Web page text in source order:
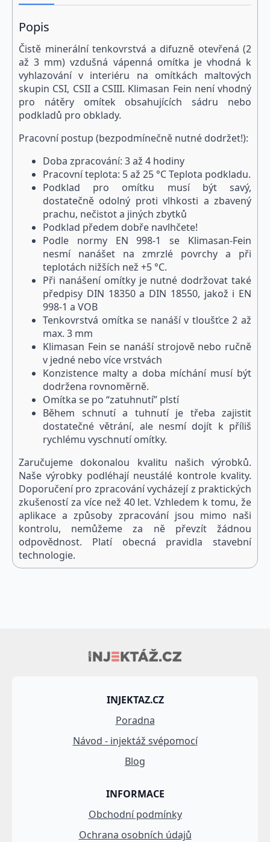
Popis
Čistě minerální tenkovrstvá a difuzně otevřená (2
až 3 mm) vzdušná vápenná omítka je vhodná k
vyhlazování v interiéru na omítkách maltových
skupin CSI, CSII a CSIII. Klimasan Fein není vhodný
pro nátěry omítek obsahujících sádru nebo
podkladů pro obklady.
Pracovní postup (bezpodmínečně nutné dodržet!):
Doba zpracování: 3 až 4 hodiny
Pracovní teplota: 5 až 25 °C Teplota podkladu.
Podklad pro omítku musí být savý,
dostatečně odolný proti vlhkosti a zbavený
prachu, nečistot a jiných zbytků
Podklad předem dobře navlhčete!
Podle normy EN 998-1 se Klimasan-Fein
nesmí nanášet na zmrzlé povrchy a při
teplotách nižších než +5 °C.
Při nanášení omítky je nutné dodržovat také
předpisy DIN 18350 a DIN 18550, jakož i EN
998-1 a VOB
Tenkovrstvá omítka se nanáší v tloušťce 2 až
max. 3 mm
Klimasan Fein se nanáší strojově nebo ručně
v jedné nebo více vrstvách
Konzistence malty a doba míchání musí být
dodržena rovnoměrně.
Omítka se po “zatuhnutí” plstí
Během schnutí a tuhnutí je třeba zajistit
dostatečné větrání, ale nesmí dojít k příliš
rychlému vyschnutí omítky.
Zaručujeme dokonalou kvalitu našich výrobků.
Naše výrobky podléhají neustálé kontrole kvality.
Doporučení pro zpracování vycházejí z praktických
zkušeností za více než 40 let. Vzhledem k tomu, že
aplikace a způsoby zpracování jsou mimo naši
kontrolu, nemůžeme za ně převzít žádnou
odpovědnost. Platí obecná pravidla stavební
technologie.
INJEKTAZ.CZ
Poradna
Návod - injektáž svépomocí
Blog
INFORMACE
Obchodní podmínky
Ochrana osobních údajů